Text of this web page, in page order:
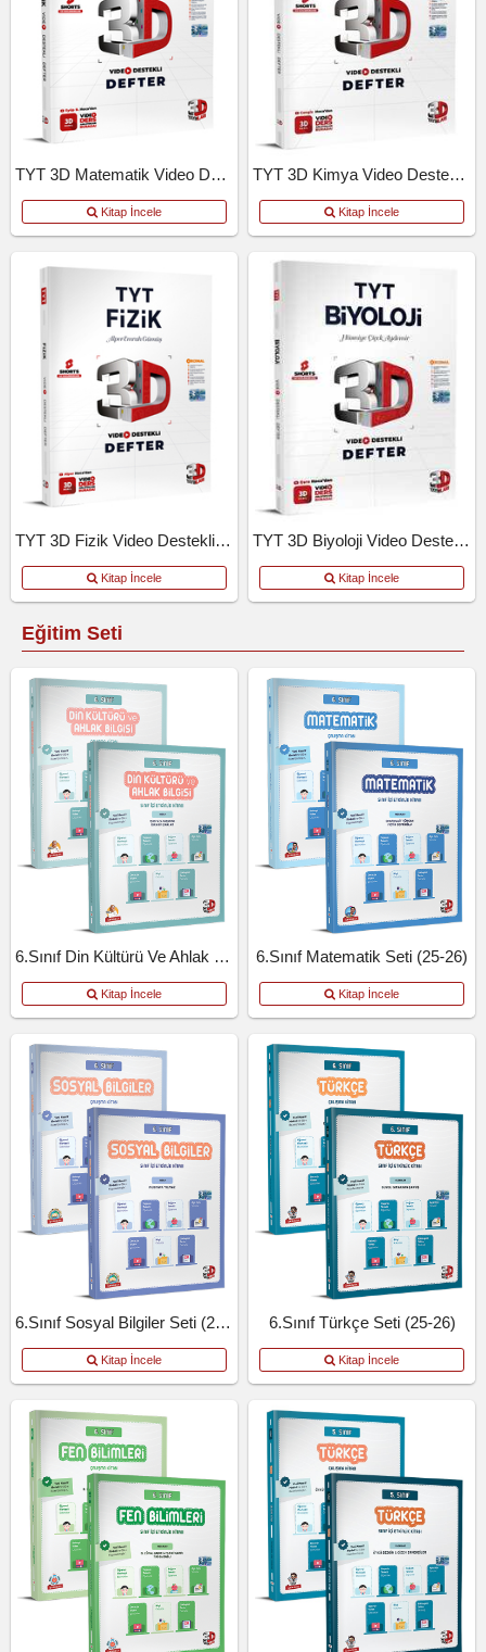
TYT 3D Matematik Video Destekli Defter
Kitap İncele
TYT 3D Kimya Video Destekli Defter
Kitap İncele
TYT 3D Fizik Video Destekli Defter
Kitap İncele
TYT 3D Biyoloji Video Destekli Defter
Kitap İncele
Eğitim Seti
6.Sınıf Din Kültürü Ve Ahlak Bil.Seti (25-26)
Kitap İncele
6.Sınıf Matematik Seti (25-26)
Kitap İncele
6.Sınıf Sosyal Bilgiler Seti (25-26)
Kitap İncele
6.Sınıf Türkçe Seti (25-26)
Kitap İncele